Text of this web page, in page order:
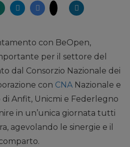
con BeOpen,
per il settore del
dal Consorzio Nazionale dei
con CNA Nazionale e
di Anfit, Unicmi e Federlegno
in un’unica giornata tutti
agevolando le sinergie e il